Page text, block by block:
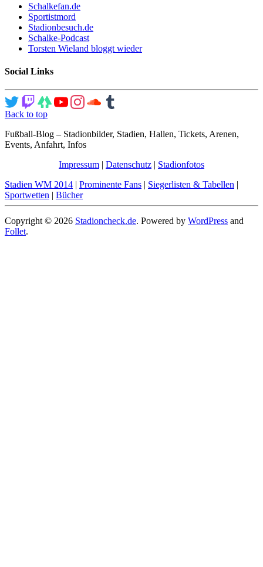
Schalkefan.de
Sportistmord
Stadionbesuch.de
Schalke-Podcast
Torsten Wieland bloggt wieder
Social Links
Back to top
Fußball-Blog – Stadionbilder, Stadien, Hallen, Tickets, Arenen,
Events, Anfahrt, Infos
Impressum | Datenschutz | Stadionfotos
Stadien WM 2014 | Prominente Fans | Siegerlisten & Tabellen |
Sportwetten | Bücher
Copyright © 2026 Stadioncheck.de. Powered by WordPress and
Follet.